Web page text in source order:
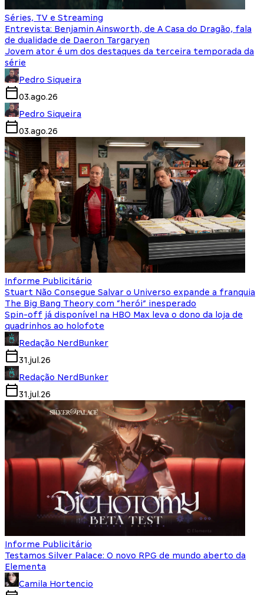
Séries, TV e Streaming
Entrevista: Benjamin Ainsworth, de A Casa do Dragão, fala
de dualidade de Daeron Targaryen
Jovem ator é um dos destaques da terceira temporada da
série
Pedro Siqueira
03.ago.26
Pedro Siqueira
03.ago.26
Informe Publicitário
Stuart Não Consegue Salvar o Universo expande a franquia
The Big Bang Theory com “herói” inesperado
Spin-off já disponível na HBO Max leva o dono da loja de
quadrinhos ao holofote
Redação NerdBunker
31.jul.26
Redação NerdBunker
31.jul.26
Informe Publicitário
Testamos Silver Palace: O novo RPG de mundo aberto da
Elementa
Camila Hortencio